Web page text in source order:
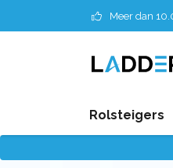
Meer dan
Rolsteigers